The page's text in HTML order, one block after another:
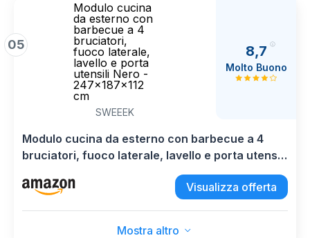
05
Modulo cucina
da esterno con
barbecue a 4
bruciatori,
fuoco laterale,
lavello e porta
utensili Nero -
247x187x112
cm
SWEEEK
8,7
Molto Buono
Modulo cucina da esterno con barbecue a 4
bruciatori, fuoco laterale, lavello e porta utensili
Visualizza offerta
Mostra altro